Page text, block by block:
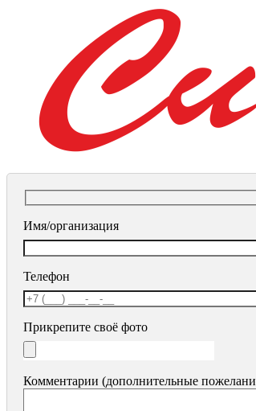
Имя/организация
Телефон
Прикрепите своё фото
Комментарии (дополнительные